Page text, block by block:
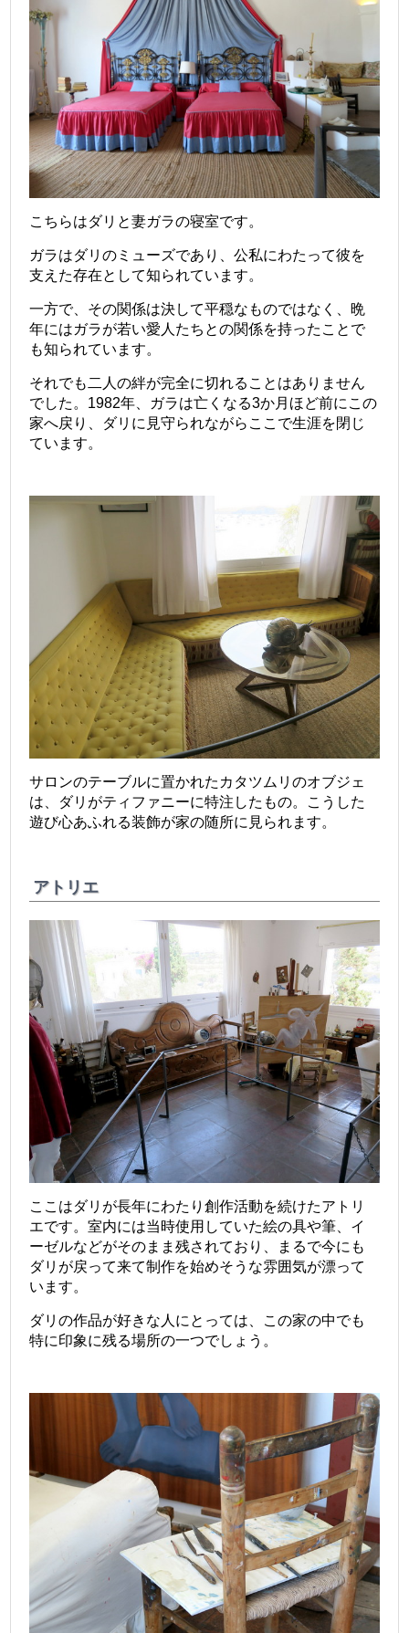
こちらはダリと妻ガラの寝室です。
ガラはダリのミューズであり、公私にわたって彼を
支えた存在として知られています。
一方で、その関係は決して平穏なものではなく、晩
年にはガラが若い愛人たちとの関係を持ったことで
も知られています。
それでも二人の絆が完全に切れることはありません
でした。1982年、ガラは亡くなる3か月ほど前にこの
家へ戻り、ダリに見守られながらここで生涯を閉じ
ています。
サロンのテーブルに置かれたカタツムリのオブジェ
は、ダリがティファニーに特注したもの。こうした
遊び心あふれる装飾が家の随所に見られます。
アトリエ
ここはダリが長年にわたり創作活動を続けたアトリ
エです。室内には当時使用していた絵の具や筆、イ
ーゼルなどがそのまま残されており、まるで今にも
ダリが戻って来て制作を始めそうな雰囲気が漂って
います。
ダリの作品が好きな人にとっては、この家の中でも
特に印象に残る場所の一つでしょう。